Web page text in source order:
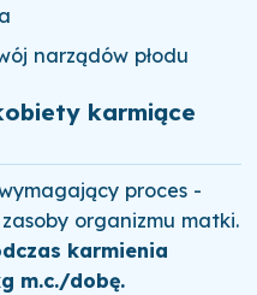
narządów płodu
karmiące
proces -
organizmu matki.
karmienia
m.c./dobę.